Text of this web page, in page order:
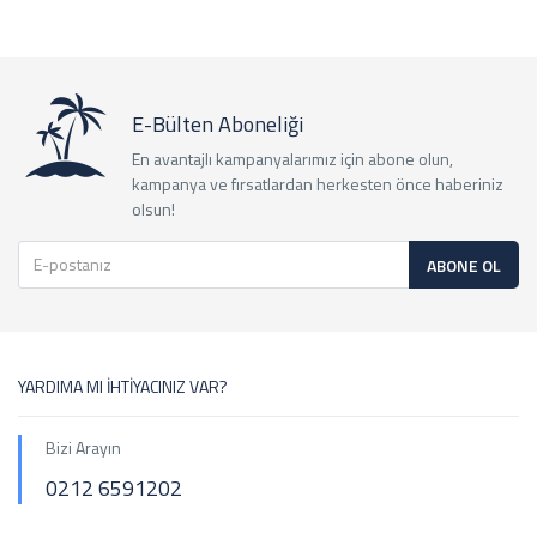
E-Bülten Aboneliği
En avantajlı kampanyalarımız için abone olun,
kampanya ve fırsatlardan herkesten önce haberiniz
olsun!
ABONE OL
YARDIMA MI İHTİYACINIZ VAR?
Bizi Arayın
0212 6591202